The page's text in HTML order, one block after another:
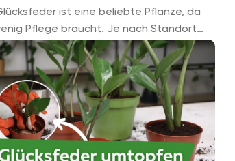
ist eine beliebte Pflanze, da
Pflege braucht. Je nach Standort
sie nach ein bis drei Jahren umgetopft
da der Topf dann zu klein ...